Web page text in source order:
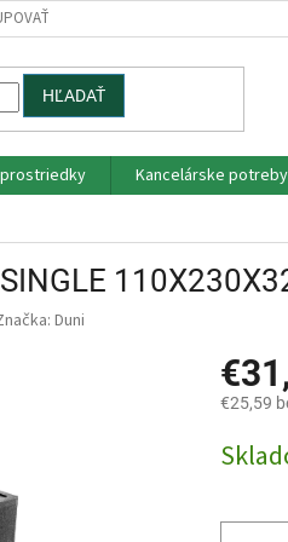
HĽADAŤ
Kancelárske potreby
Duni
€25,59
cena: